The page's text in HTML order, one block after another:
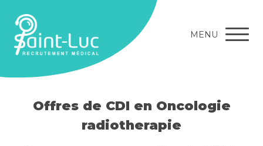
MENU
Offres de CDI en Oncologie
radiotherapie